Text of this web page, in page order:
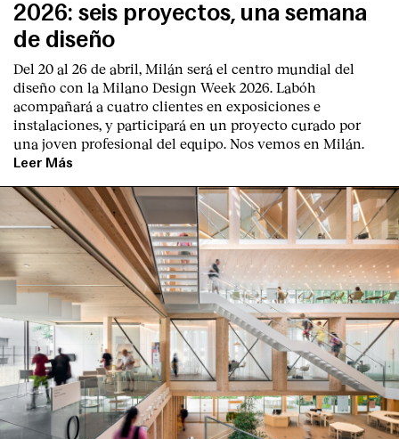
2026: seis proyectos, una semana
de diseño
Del 20 al 26 de abril, Milán será el centro mundial del
diseño con la Milano Design Week 2026. Labóh
acompañará a cuatro clientes en exposiciones e
instalaciones, y participará en un proyecto curado por
una joven profesional del equipo. Nos vemos en Milán.
Leer Más